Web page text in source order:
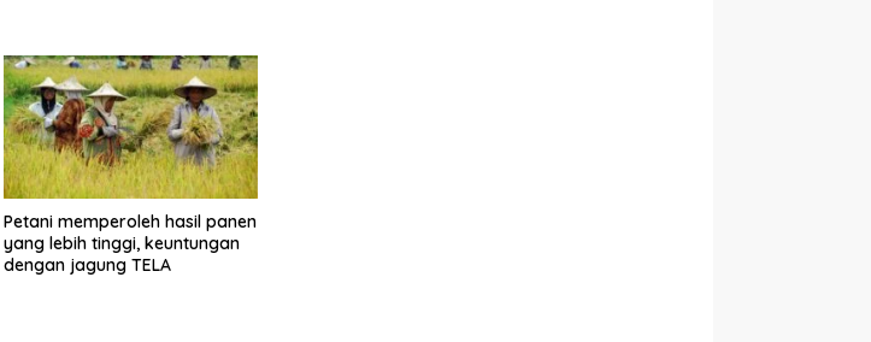
Petani memperoleh hasil panen
yang lebih tinggi, keuntungan
dengan jagung TELA